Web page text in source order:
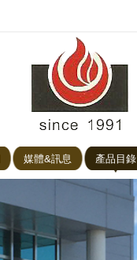
媒體&訊息 產品目錄